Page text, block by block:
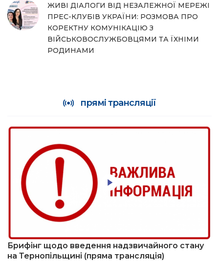
ЖИВІ ДІАЛОГИ ВІД НЕЗАЛЕЖНОЇ МЕРЕЖІ
ПРЕС-КЛУБІВ УКРАЇНИ: РОЗМОВА ПРО
КОРЕКТНУ КОМУНІКАЦІЮ З
ВІЙСЬКОВОСЛУЖБОВЦЯМИ ТА ЇХНІМИ
РОДИНАМИ
прямі трансляції
Брифінг щодо введення надзвичайного стану
на Тернопільщині (пряма трансляція)